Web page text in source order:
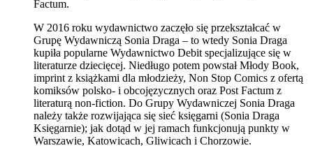
Factum.
W 2016 roku wydawnictwo zaczęło się przekształcać w
Grupę Wydawniczą Sonia Draga – to wtedy Sonia Draga
kupiła popularne Wydawnictwo Debit specjalizujące się w
literaturze dziecięcej. Niedługo potem powstał Młody Book,
imprint z książkami dla młodzieży, Non Stop Comics z ofertą
komiksów polsko- i obcojęzycznych oraz Post Factum z
literaturą non-fiction. Do Grupy Wydawniczej Sonia Draga
należy także rozwijająca się sieć księgarni (Sonia Draga
Księgarnie); jak dotąd w jej ramach funkcjonują punkty w
Warszawie, Katowicach, Gliwicach i Chorzowie.